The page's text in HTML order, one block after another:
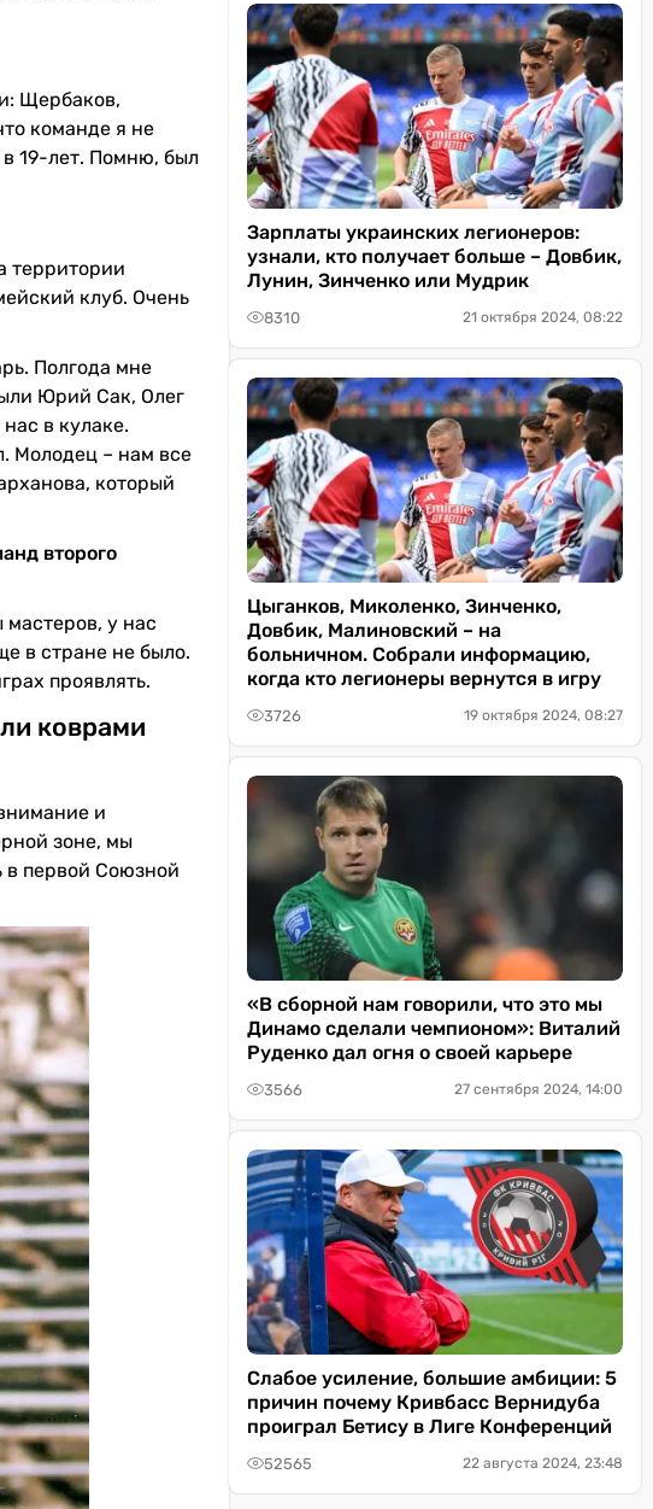
Щербаков,
команде я не
19-лет. Помню, был
территории
клуб. Очень
Полгода мне
Юрий Сак, Олег
в кулаке.
Молодец – нам все
который
второго
у нас
в стране не было.
проявлять.
коврами
и
зоне, мы
в первой Союзной
Зарплаты украинских легионеров:
узнали, кто получает больше – Довбик,
Лунин, Зинченко или Мудрик
8310 21 октября 2024, 08:22
Цыганков, Миколенко, Зинченко,
Довбик, Малиновский – на
больничном. Собрали информацию,
когда кто легионеры вернутся в игру
3726 19 октября 2024, 08:27
«В сборной нам говорили, что это мы
Динамо сделали чемпионом»: Виталий
Руденко дал огня о своей карьере
3566 27 сентября 2024, 14:00
Слабое усиление, большие амбиции: 5
причин почему Кривбасс Вернидуба
проиграл Бетису в Лиге Конференций
52565 22 августа 2024, 23:48